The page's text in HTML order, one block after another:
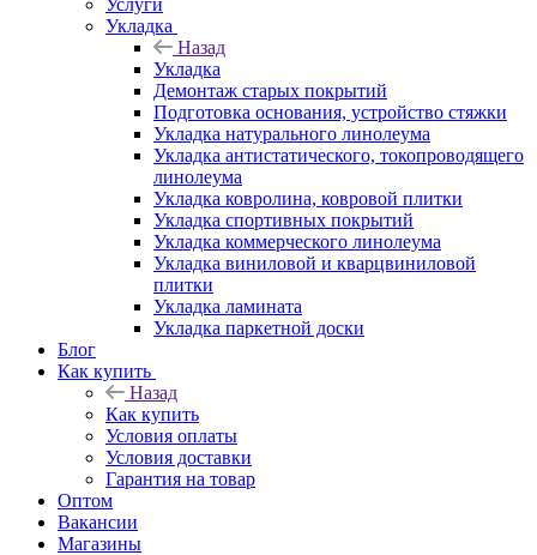
Укладка
Назад
Укладка
Демонтаж старых покрытий
Подготовка основания, устройство стяжки
Укладка натурального линолеума
Укладка антистатического, токопроводящего
линолеума
Укладка ковролина, ковровой плитки
Укладка спортивных покрытий
Укладка коммерческого линолеума
Укладка виниловой и кварцвиниловой
плитки
Укладка ламината
Укладка паркетной доски
Блог
Как купить
Назад
Как купить
Условия оплаты
Условия доставки
Гарантия на товар
Оптом
Вакансии
Магазины